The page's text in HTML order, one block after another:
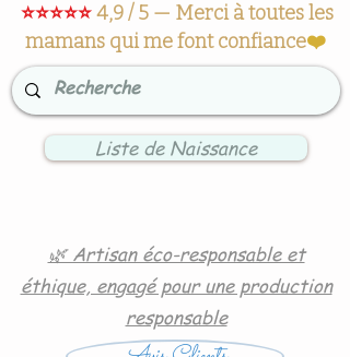
⭐⭐⭐⭐⭐4,9 / 5 — Merci à toutes les
mamans qui me font confiance❤️
Liste de Naissance
🌿 Artisan éco-responsable et
éthique, engagé pour une production
responsable